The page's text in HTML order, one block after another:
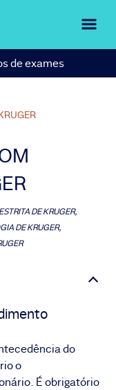
de exames
DE KRUGER,
DE KRUGER,
do
o
É obrigatório